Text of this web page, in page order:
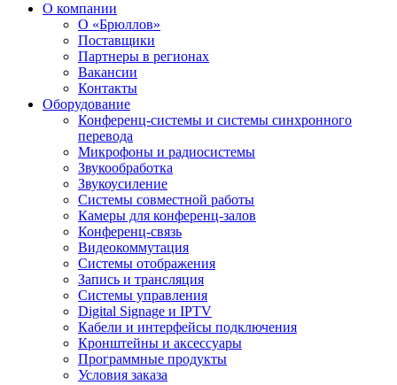
О компании
О «Брюллов»
Поставщики
Партнеры в регионах
Вакансии
Контакты
Оборудование
Конференц-системы и системы синхронного
перевода
Микрофоны и радиосистемы
Звукообработка
Звукоусиление
Системы совместной работы
Камеры для конференц-залов
Конференц-связь
Видеокоммутация
Системы отображения
Запись и трансляция
Системы управления
Digital Signage и IPTV
Кабели и интерфейсы подключения
Кронштейны и аксессуары
Программные продукты
Условия заказа